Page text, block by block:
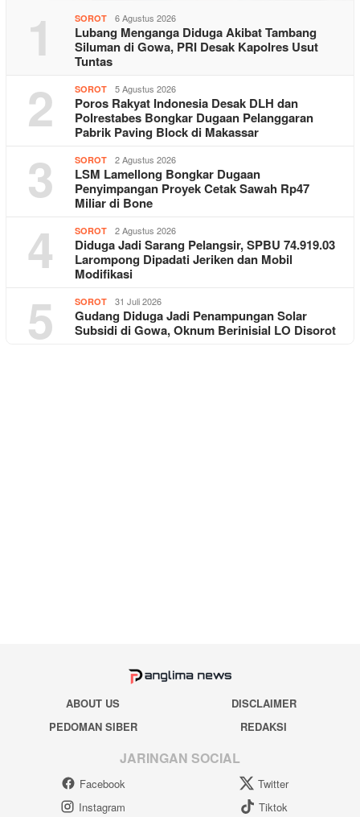
1 SOROT 6 Agustus 2026
Lubang Menganga Diduga Akibat Tambang
Siluman di Gowa, PRI Desak Kapolres Usut
Tuntas
2 SOROT 5 Agustus 2026
Poros Rakyat Indonesia Desak DLH dan
Polrestabes Bongkar Dugaan Pelanggaran
Pabrik Paving Block di Makassar
3 SOROT 2 Agustus 2026
LSM Lamellong Bongkar Dugaan
Penyimpangan Proyek Cetak Sawah Rp47
Miliar di Bone
4 SOROT 2 Agustus 2026
Diduga Jadi Sarang Pelangsir, SPBU 74.919.03
Larompong Dipadati Jeriken dan Mobil
Modifikasi
5 SOROT 31 Juli 2026
Gudang Diduga Jadi Penampungan Solar
Subsidi di Gowa, Oknum Berinisial LO Disorot
ABOUT US
DISCLAIMER
PEDOMAN SIBER
REDAKSI
JARINGAN SOCIAL
Facebook
Twitter
Instagram
Tiktok